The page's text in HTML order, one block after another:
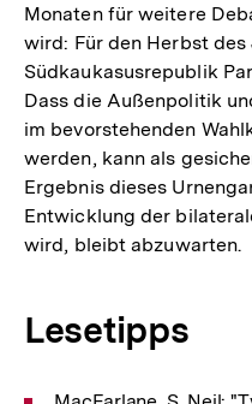
Monaten für weitere
wird: Für den Herbst des
Südkaukasusrepublik
Dass die Außenpolitik
im bevorstehenden
werden, kann als
Ergebnis dieses
Entwicklung der
wird, bleibt abzuwarten.
Lesetipps